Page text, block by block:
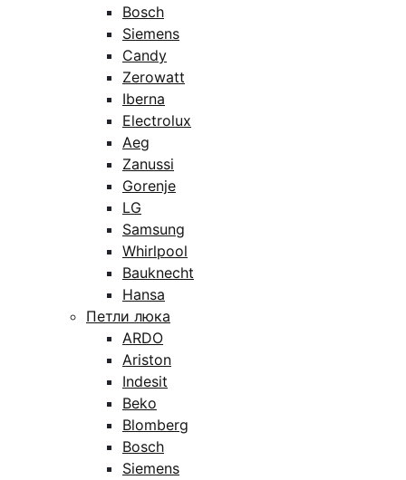
Bosch
Siemens
Candy
Zerowatt
Iberna
Electrolux
Aeg
Zanussi
Gorenje
LG
Samsung
Whirlpool
Bauknecht
Hansa
Петли люка
ARDO
Ariston
Indesit
Beko
Blomberg
Bosch
Siemens